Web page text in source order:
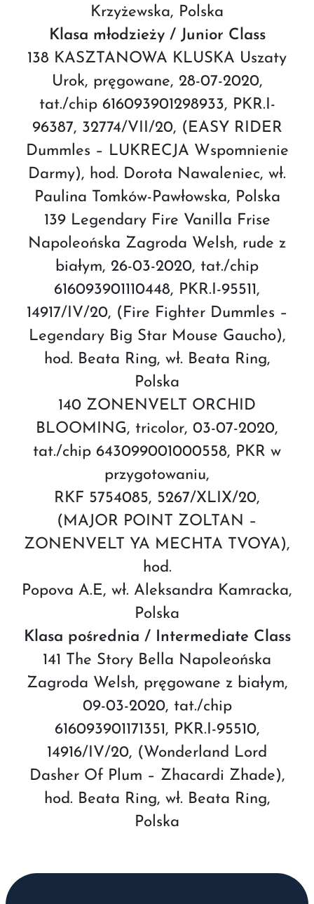
Krzyżewska, Polska
Klasa młodzieży / Junior Class
138 KASZTANOWA KLUSKA Uszaty
Urok, pręgowane, 28-07-2020,
tat./chip 616093901298933, PKR.I-
96387, 32774/VII/20, (EASY RIDER
Dummles – LUKRECJA Wspomnienie
Darmy), hod. Dorota Nawaleniec, wł.
Paulina Tomków-Pawłowska, Polska
139 Legendary Fire Vanilla Frise
Napoleońska Zagroda Welsh, rude z
białym, 26-03-2020, tat./chip
616093901110448, PKR.I-95511,
14917/IV/20, (Fire Fighter Dummles –
Legendary Big Star Mouse Gaucho),
hod. Beata Ring, wł. Beata Ring,
Polska
140 ZONENVELT ORCHID
BLOOMING, tricolor, 03-07-2020,
tat./chip 643099001000558, PKR w
przygotowaniu,
RKF 5754085, 5267/XLIX/20,
(MAJOR POINT ZOLTAN –
ZONENVELT YA MECHTA TVOYA),
hod.
Popova A.E, wł. Aleksandra Kamracka,
Polska
Klasa pośrednia / Intermediate Class
141 The Story Bella Napoleońska
Zagroda Welsh, pręgowane z białym,
09-03-2020, tat./chip
616093901171351, PKR.I-95510,
14916/IV/20, (Wonderland Lord
Dasher Of Plum – Zhacardi Zhade),
hod. Beata Ring, wł. Beata Ring,
Polska